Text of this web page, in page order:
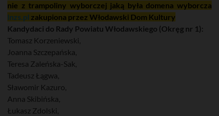
nie z trampoliny wyborczej jaką była domena wyborcza
lnzs.pl zakupiona przez Włodawski Dom Kultury
Kandydaci do Rady Powiatu Włodawskiego (Okręg nr 1):
Tomasz Korzeniewski,
Joanna Szczepańska,
Teresa Zaleńska-Sak,
Tadeusz Łągwa,
Sławomir Kazuro,
Anna Skibińska,
Łukasz Zdolski,